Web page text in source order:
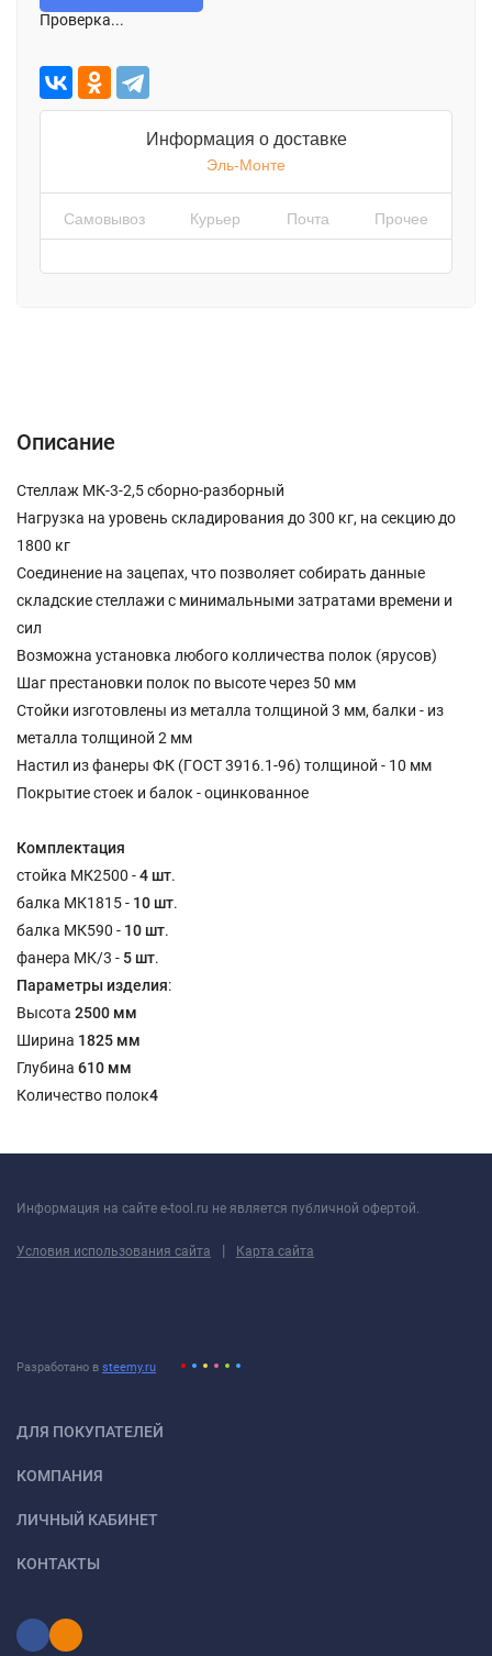
Проверка...
Информация о доставке
Эль-Монте
Самовывоз Курьер Почта Прочее
Описание
Стеллаж МК-3-2,5 сборно-разборный
Нагрузка на уровень складирования до 300 кг, на секцию до
1800 кг
Соединение на зацепах, что позволяет собирать данные
складские стеллажи с минимальными затратами времени и
сил
Возможна установка любого колличества полок (ярусов)
Шаг престановки полок по высоте через 50 мм
Стойки изготовлены из металла толщиной 3 мм, балки - из
металла толщиной 2 мм
Настил из фанеры ФК (ГОСТ 3916.1-96) толщиной - 10 мм
Покрытие стоек и балок - оцинкованное
Комплектация
стойка МК2500 -4 шт.
балка МК1815 - 10 шт.
балка МК590 - 10 шт.
фанера МК/3 - 5 шт.
Параметры изделия:
Высота 2500 мм
Ширина 1825 мм
Глубина 610 мм
Количество полок4
Информация на сайте e-tool.ru не является публичной офертой.
Условия использования сайта | Карта сайта
Разработано в steemy.ru
ДЛЯ ПОКУПАТЕЛЕЙ
КОМПАНИЯ
ЛИЧНЫЙ КАБИНЕТ
КОНТАКТЫ